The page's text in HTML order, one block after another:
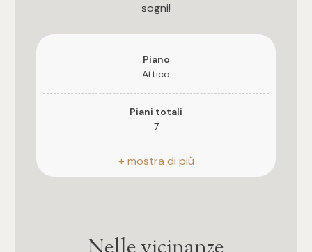
sogni!
Piano
Attico
Piani totali
7
Riscaldamento
Autonomo